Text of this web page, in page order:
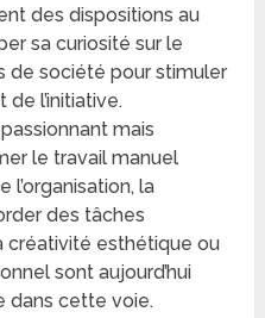
des dispositions au
sa curiosité sur le
de société pour stimuler
de l’initiative.
mais
le travail manuel
l’organisation, la
des tâches
créativité esthétique ou
sont aujourd’hui
dans cette voie.